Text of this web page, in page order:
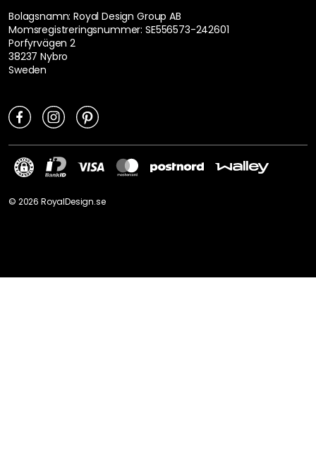
Bolagsnamn: Royal Design Group AB
Momsregistreringsnummer: SE556573-242601
Porfyrvägen 2
38237 Nybro
Sweden